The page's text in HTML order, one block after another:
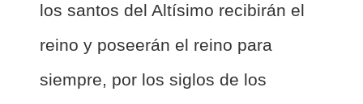
los santos del Altísimo recibirán el
reino y poseerán el reino para
siempre, por los siglos de los